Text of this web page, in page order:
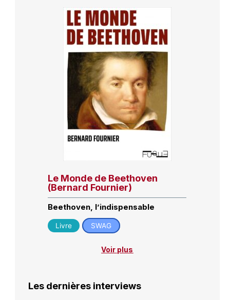
Le Monde de Beethoven
(Bernard Fournier)
Beethoven, l’indispensable
Livre SWAG
Voir plus
Les dernières interviews